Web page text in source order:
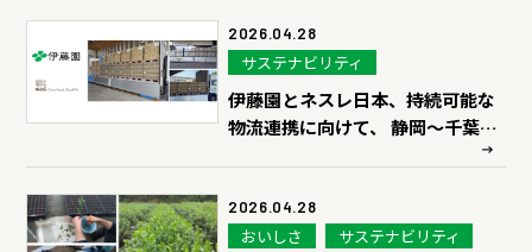
2026.04.28
サステナビリティ
伊藤園とネスレ日本、持続可能な
物流連携に向けて、 静岡～千葉間
の共同輸送と静岡～関西間のラウ
2026.04.28
おいしさ
サステナビリティ